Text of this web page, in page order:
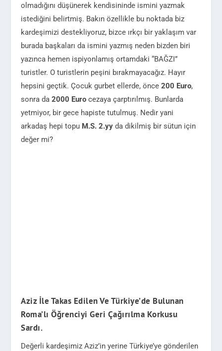
olmadığını düşünerek kendisininde ismini yazmak
istediğini belirtmiş. Bakın özellikle bu noktada biz
kardeşimizi destekliyoruz, bizce ırkçı bir yaklaşım var
burada başkaları da ismini yazmış neden bizden biri
yazınca hemen ispiyonlamış ortamdaki “BAĞZI”
turistler. O turistlerin peşini bırakmayacağız. Hayır
hepsini geçtik. Çocuk gurbet ellerde, önce200 Euro,
sonra da2000 Euro cezaya çarptırılmış. Bunlarda
yetmiyor, bir gece hapiste tutulmuş. Nedir yani
arkadaş hepi topu M.S. 2.yy da dikilmiş bir sütun için
değer mi?
Aziz İle Takas Edilen Ve Türkiye’de Bulunan
Roma’lı Öğrenciyi Geri Çağırılma Korkusu
Sardı.
Değerli kardeşimiz Aziz’in yerine Türkiye’ye gönderilen